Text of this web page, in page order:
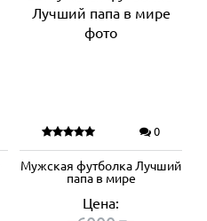
0
Мужская футболка Лучший
папа в мире
Цена: